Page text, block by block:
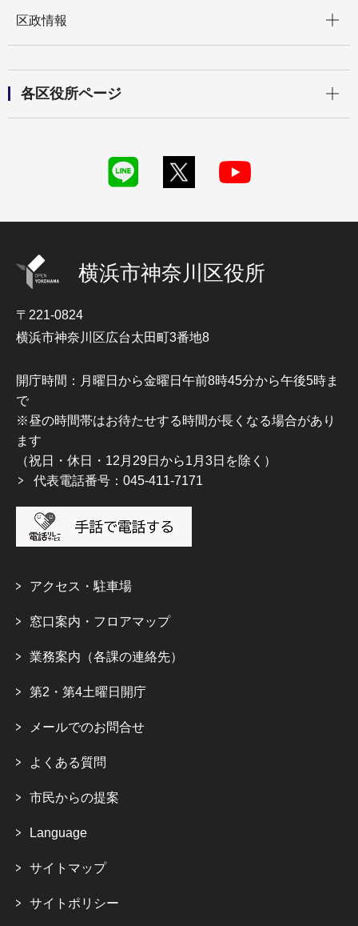
区政情報
各区役所ページ
横浜市神奈川区役所
〒221-0824
横浜市神奈川区広台太田町3番地8
開庁時間：月曜日から金曜日午前8時45分から午後5時ま
で
※昼の時間帯はお待たせする時間が長くなる場合があり
ます
（祝日・休日・12月29日から1月3日を除く）
代表電話番号：045-411-7171
アクセス・駐車場
窓口案内・フロアマップ
業務案内（各課の連絡先）
第2・第4土曜日開庁
メールでのお問合せ
よくある質問
市民からの提案
Language
サイトマップ
サイトポリシー